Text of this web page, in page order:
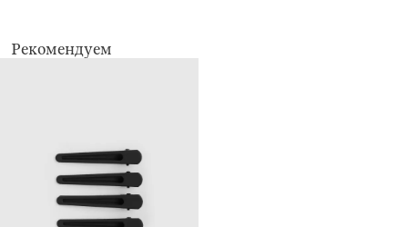
Рекомендуем